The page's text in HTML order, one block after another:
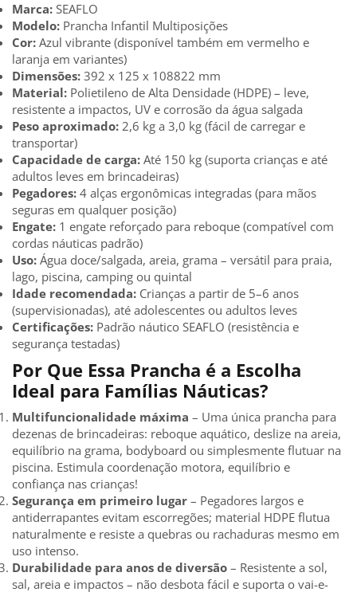
Marca: SEAFLO
Modelo: Prancha Infantil Multiposições
Cor: Azul vibrante (disponível também em vermelho e
laranja em variantes)
Dimensões: 392 x 125 x 108822 mm
Material: Polietileno de Alta Densidade (HDPE) – leve,
resistente a impactos, UV e corrosão da água salgada
Peso aproximado: 2,6 kg a 3,0 kg (fácil de carregar e
transportar)
Capacidade de carga: Até 150 kg (suporta crianças e até
adultos leves em brincadeiras)
Pegadores: 4 alças ergonômicas integradas (para mãos
seguras em qualquer posição)
Engate: 1 engate reforçado para reboque (compatível com
cordas náuticas padrão)
Uso: Água doce/salgada, areia, grama – versátil para praia,
lago, piscina, camping ou quintal
Idade recomendada: Crianças a partir de 5–6 anos
(supervisionadas), até adolescentes ou adultos leves
Certificações: Padrão náutico SEAFLO (resistência e
segurança testadas)
Por Que Essa Prancha é a Escolha
Ideal para Famílias Náuticas?
Multifuncionalidade máxima – Uma única prancha para
dezenas de brincadeiras: reboque aquático, deslize na areia,
equilíbrio na grama, bodyboard ou simplesmente flutuar na
piscina. Estimula coordenação motora, equilíbrio e
confiança nas crianças!
Segurança em primeiro lugar – Pegadores largos e
antiderrapantes evitam escorregões; material HDPE flutua
naturalmente e resiste a quebras ou rachaduras mesmo em
uso intenso.
Durabilidade para anos de diversão – Resistente a sol,
sal, areia e impactos – não desbota fácil e suporta o vai-e-